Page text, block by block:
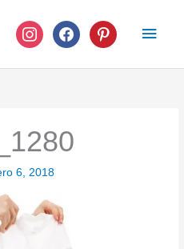
instagramfacebook pinterest
6, 2018